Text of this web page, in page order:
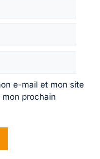
e-mail et mon site
prochain